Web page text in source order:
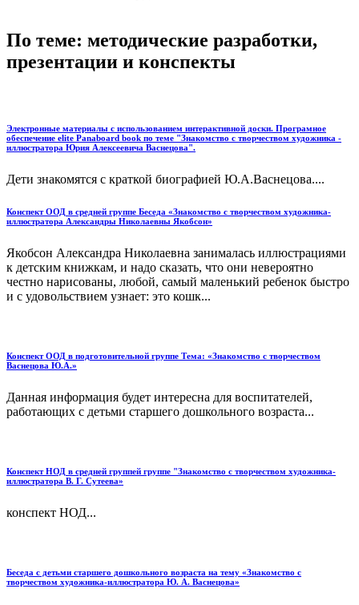
По теме: методические разработки,
презентации и конспекты
Электронные материалы с использованием интерактивной доски. Програмное
обеспечение elite Panaboard book по теме "Знакомство с творчеством художника -
иллюстратора Юрия Алексеевича Васнецова".
Дети знакомятся с краткой биографией Ю.А.Васнецова....
Конспект ООД в средней группе Беседа «Знакомство с творчеством художника-
иллюстратора Александры Николаевны Якобсон»
Якобсон Александра Николаевна занималась иллюстрациями
к детским книжкам, и надо сказать, что они невероятно
честно нарисованы, любой, самый маленький ребенок быстро
и с удовольствием узнает: это кошк...
Конспект ООД в подготовительной группе Тема: «Знакомство с творчеством
Васнецова Ю.А.»
Данная информация будет интересна для воспитателей,
работающих с детьми старшего дошкольного возраста...
Конспект НОД в средней группей группе "Знакомство с творчеством художника-
иллюстратора В. Г. Сутеева»
конспект НОД...
Беседа с детьми старшего дошкольного возраста на тему «Знакомство с
творчеством художника-иллюстратора Ю. А. Васнецова»